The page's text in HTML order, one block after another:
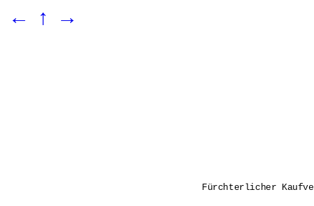
← ↑ →
Fürchterlicher